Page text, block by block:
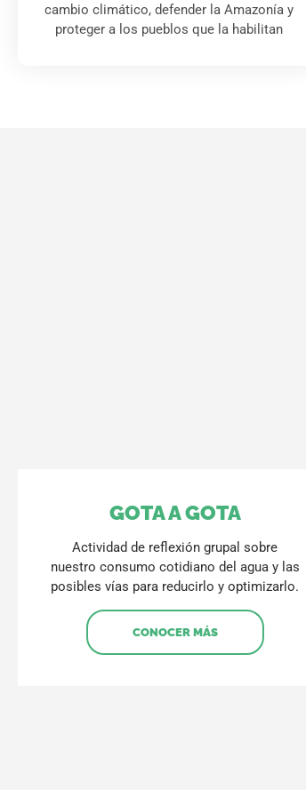
cambio climático, defender la Amazonía y
proteger a los pueblos que la habilitan
GOTA A GOTA
Actividad de reflexión grupal sobre
nuestro consumo cotidiano del agua y las
posibles vías para reducirlo y optimizarlo.
CONOCER MÁS